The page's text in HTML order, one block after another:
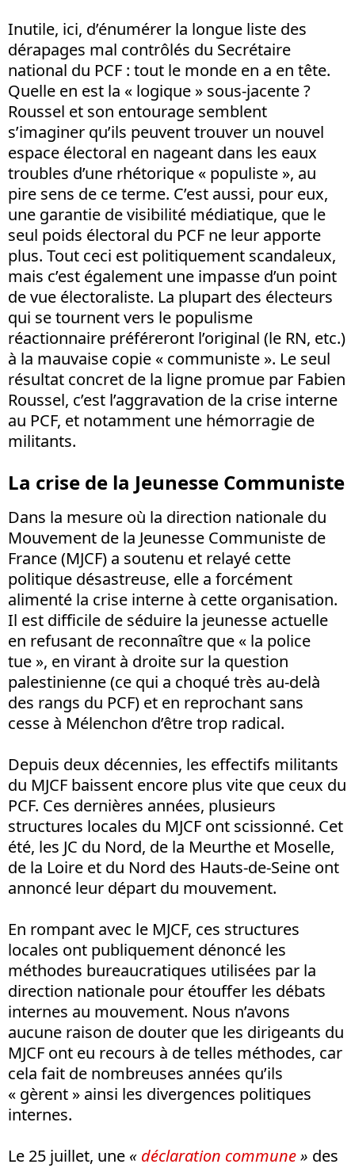
Inutile, ici, d’énumérer la longue liste des
dérapages mal contrôlés du Secrétaire
national du PCF : tout le monde en a en tête.
Quelle en est la « logique » sous-jacente ?
Roussel et son entourage semblent
s’imaginer qu’ils peuvent trouver un nouvel
espace électoral en nageant dans les eaux
troubles d’une rhétorique « populiste », au
pire sens de ce terme. C’est aussi, pour eux,
une garantie de visibilité médiatique, que le
seul poids électoral du PCF ne leur apporte
plus. Tout ceci est politiquement scandaleux,
mais c’est également une impasse d’un point
de vue électoraliste. La plupart des électeurs
qui se tournent vers le populisme
réactionnaire préféreront l’original (le RN, etc.)
à la mauvaise copie « communiste ». Le seul
résultat concret de la ligne promue par Fabien
Roussel, c’est l’aggravation de la crise interne
au PCF, et notamment une hémorragie de
militants.
La crise de la Jeunesse Communiste
Dans la mesure où la direction nationale du
Mouvement de la Jeunesse Communiste de
France (MJCF) a soutenu et relayé cette
politique désastreuse, elle a forcément
alimenté la crise interne à cette organisation.
Il est difficile de séduire la jeunesse actuelle
en refusant de reconnaître que « la police
tue », en virant à droite sur la question
palestinienne (ce qui a choqué très au-delà
des rangs du PCF) et en reprochant sans
cesse à Mélenchon d’être trop radical.
Depuis deux décennies, les effectifs militants
du MJCF baissent encore plus vite que ceux du
PCF. Ces dernières années, plusieurs
structures locales du MJCF ont scissionné. Cet
été, les JC du Nord, de la Meurthe et Moselle,
de la Loire et du Nord des Hauts-de-Seine ont
annoncé leur départ du mouvement.
En rompant avec le MJCF, ces structures
locales ont publiquement dénoncé les
méthodes bureaucratiques utilisées par la
direction nationale pour étouffer les débats
internes au mouvement. Nous n’avons
aucune raison de douter que les dirigeants du
MJCF ont eu recours à de telles méthodes, car
cela fait de nombreuses années qu’ils
« gèrent » ainsi les divergences politiques
internes.
Le 25 juillet, une « déclaration commune» des